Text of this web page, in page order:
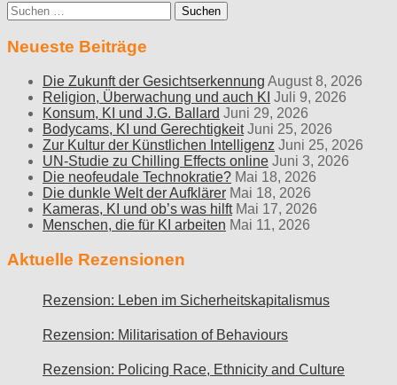
Suche
nach:
Neueste Beiträge
Die Zukunft der Gesichtserkennung August 8, 2026
Religion, Überwachung und auch KI Juli 9, 2026
Konsum, KI und J.G. Ballard Juni 29, 2026
Bodycams, KI und Gerechtigkeit Juni 25, 2026
Zur Kultur der Künstlichen Intelligenz Juni 25, 2026
UN-Studie zu Chilling Effects online Juni 3, 2026
Die neofeudale Technokratie? Mai 18, 2026
Die dunkle Welt der Aufklärer Mai 18, 2026
Kameras, KI und ob’s was hilft Mai 17, 2026
Menschen, die für KI arbeiten Mai 11, 2026
Aktuelle Rezensionen
Rezension: Leben im Sicherheitskapitalismus
Rezension: Militarisation of Behaviours
Rezension: Policing Race, Ethnicity and Culture